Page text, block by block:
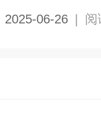
2025-06-26 | 阅